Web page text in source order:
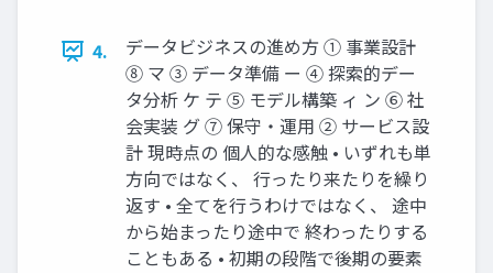
4.
データビジネスの進め方 ① 事業設計
⑧ マ ③ データ準備 ー ④ 探索的デー
タ分析 ケ テ ⑤ モデル構築 ィ ン ⑥ 社
会実装 グ ⑦ 保守・運用 ② サービス設
計 現時点の 個人的な感触 • いずれも単
方向ではなく、 行ったり来たりを繰り
返す • 全てを行うわけではなく、 途中
から始まったり途中で 終わったりする
こともある • 初期の段階で後期の要素